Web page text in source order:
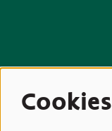
Cookies